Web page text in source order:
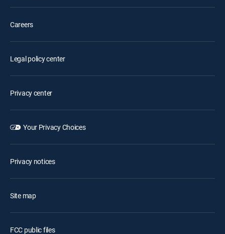
Careers
Legal policy center
Privacy center
Your Privacy Choices
Privacy notices
Site map
FCC public files